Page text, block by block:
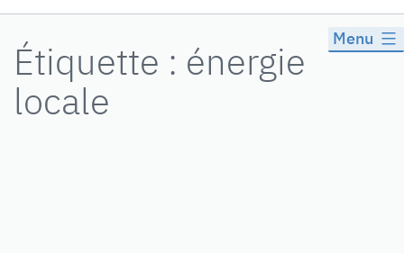
Menu
Étiquette : énergie
locale